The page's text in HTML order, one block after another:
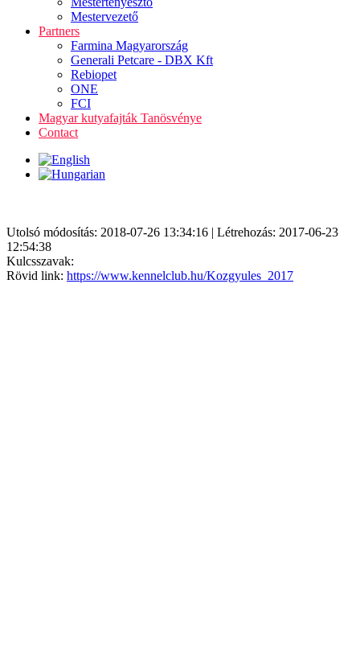
Mestervezető
Partners
Farmina Magyarország
Generali Petcare - DBX Kft
Rebiopet
ONE
FCI
Magyar kutyafajták Tanösvénye
Contact
Utolsó módosítás: 2018-07-26 13:34:16 | Létrehozás: 2017-06-23
12:54:38
Kulcsszavak:
Rövid link: https://www.kennelclub.hu/Kozgyules_2017